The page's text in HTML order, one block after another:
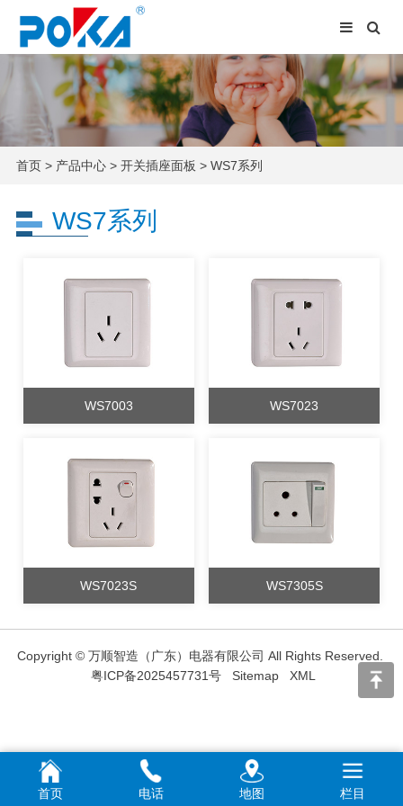
首页> 产品中心> 开关插座面板 > WS7系列
WS7系列
WS7003 WS7023
WS7023S WS7305S
Copyright © 万顺智造（广东）电器有限公司 All Rights Reserved.
粤ICP备2025457731号
Sitemap XML
首页 电话 地图 栏目